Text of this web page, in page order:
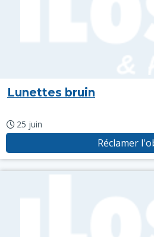
Lunettes bruin
25 juin
Réclamer